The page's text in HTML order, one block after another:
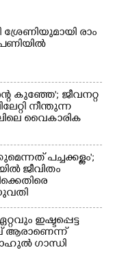
​രാം​
കുഞ്ഞേ'; ജീവനറ്റ
നീന്തുന്ന
വൈകാരിക
പച്ചക്കള്ളം';
ജീവിതം
ഇഷ്ടപ്പെട്ട
ആരാണെന്ന്
ഗാന്ധി